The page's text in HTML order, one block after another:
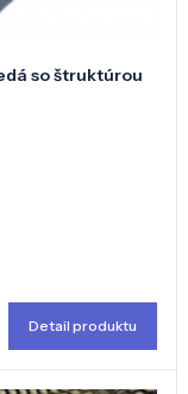
so štruktúrou
Detail produktu